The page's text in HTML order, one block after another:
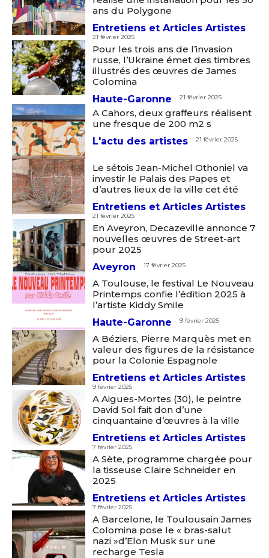
ans du Polygone
Entretiens et Articles Artistes
21 février 2025
Pour les trois ans de l’invasion
russe, l’Ukraine émet des timbres
illustrés des œuvres de James
Colomina
Haute-Garonne
21 février 2025
A Cahors, deux graffeurs réalisent
une fresque de 200 m2 s
L'actu des artistes
21 février 2025
Le sétois Jean-Michel Othoniel va
investir le Palais des Papes et
d’autres lieux de la ville cet été
Entretiens et Articles Artistes
21 février 2025
En Aveyron, Decazeville annonce 7
nouvelles œuvres de Street-art
pour 2025
Aveyron
17 février 2025
A Toulouse, le festival Le Nouveau
Printemps confie l’édition 2025 à
l’artiste Kiddy Smile
Haute-Garonne
9 février 2025
A Béziers, Pierre Marquès met en
valeur des figures de la résistance
pour la Colonie Espagnole
Entretiens et Articles Artistes
9 février 2025
A Aigues-Mortes (30), le peintre
David Sol fait don d’une
cinquantaine d’œuvres à la ville
Entretiens et Articles Artistes
7 février 2025
A Sète, programme chargée pour
la tisseuse Claire Schneider en
2025
Entretiens et Articles Artistes
7 février 2025
A Barcelone, le Toulousain James
Colomina pose le « bras-salut
nazi »d’Elon Musk sur une
recharge Tesla